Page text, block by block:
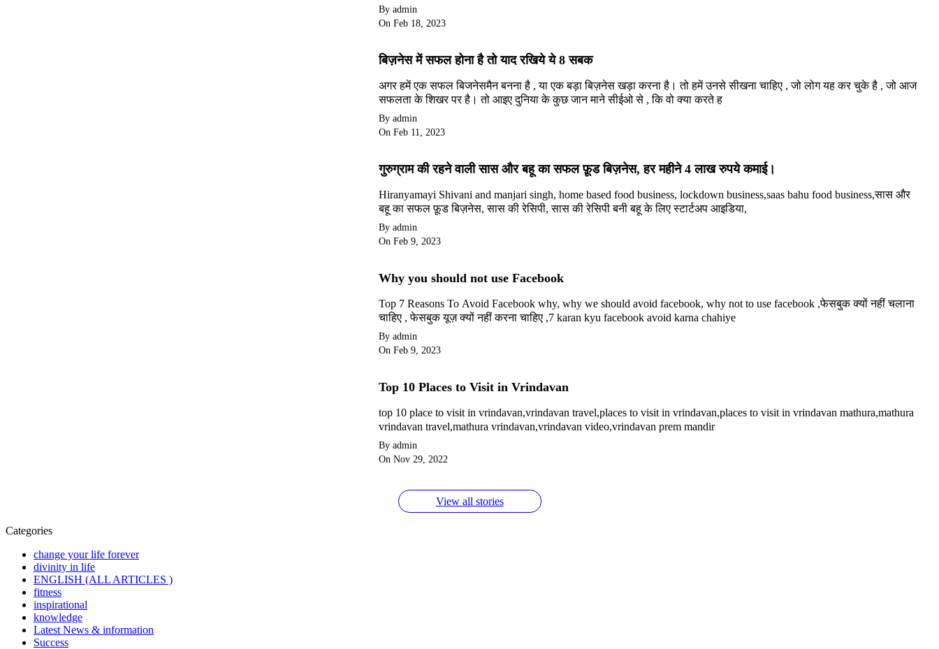
By admin
On Feb 18, 2023
बिज़नेस में सफल होना है तो याद रखिये ये 8 सबक
अगर हमें एक सफल बिजनेसमैन बनना है , या एक बड़ा बिज़नेस खड़ा करना है। तो हमें उनसे सीखना चाहिए , जो लोग यह कर चुके है , जो आज
सफलता के शिखर पर है। तो आइए दुनिया के कुछ जान माने सीईओ से , कि वो क्या करते ह
By admin
On Feb 11, 2023
गुरुग्राम की रहने वाली सास और बहू का सफल फ़ूड बिज़नेस, हर महीने 4 लाख रुपये कमाई।
Hiranyamayi Shivani and manjari singh, home based food business, lockdown business,saas bahu food business,सास और
बहू का सफल फ़ूड बिज़नेस, सास की रेसिपी, सास की रेसिपी बनी बहू के लिए स्टार्टअप आइडिया,
By admin
On Feb 9, 2023
Why you should not use Facebook
Top 7 Reasons To Avoid Facebook why, why we should avoid facebook, why not to use facebook ,फेसबुक क्यों नहीं चलाना
चाहिए , फेसबुक यूज़ क्यों नहीं करना चाहिए ,7 karan kyu facebook avoid karna chahiye
By admin
On Feb 9, 2023
Top 10 Places to Visit in Vrindavan
top 10 place to visit in vrindavan,vrindavan travel,places to visit in vrindavan,places to visit in vrindavan mathura,mathura
vrindavan travel,mathura vrindavan,vrindavan video,vrindavan prem mandir
By admin
On Nov 29, 2022
View all stories
Categories
change your life forever
divinity in life
ENGLISH (ALL ARTICLES )
fitness
inspirational
knowledge
Latest News & information
Success